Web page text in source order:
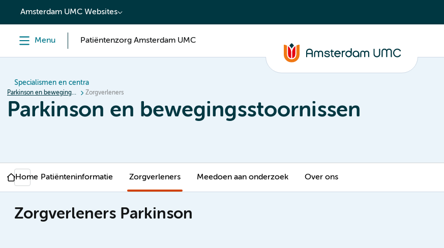
content
Amsterdam UMC Websites
Menu Patiëntenzorg Amsterdam UMC
Specialismen en centra
Parkinson en bewegingsstoornissen Zorgverleners
Parkinson en bewegingsstoornissen
Home Patiënteninformatie Zorgverleners Meedoen aan onderzoek Over ons
Zorgverleners Parkinson